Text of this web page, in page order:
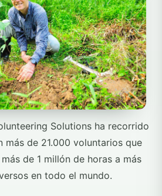
Solutions ha recorrido
más de 21.000 voluntarios que
de 1 millón de horas a más
en todo el mundo.